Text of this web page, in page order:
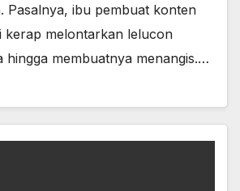
Pasalnya, ibu pembuat konten
kerap melontarkan lelucon
hingga membuatnya menangis.…